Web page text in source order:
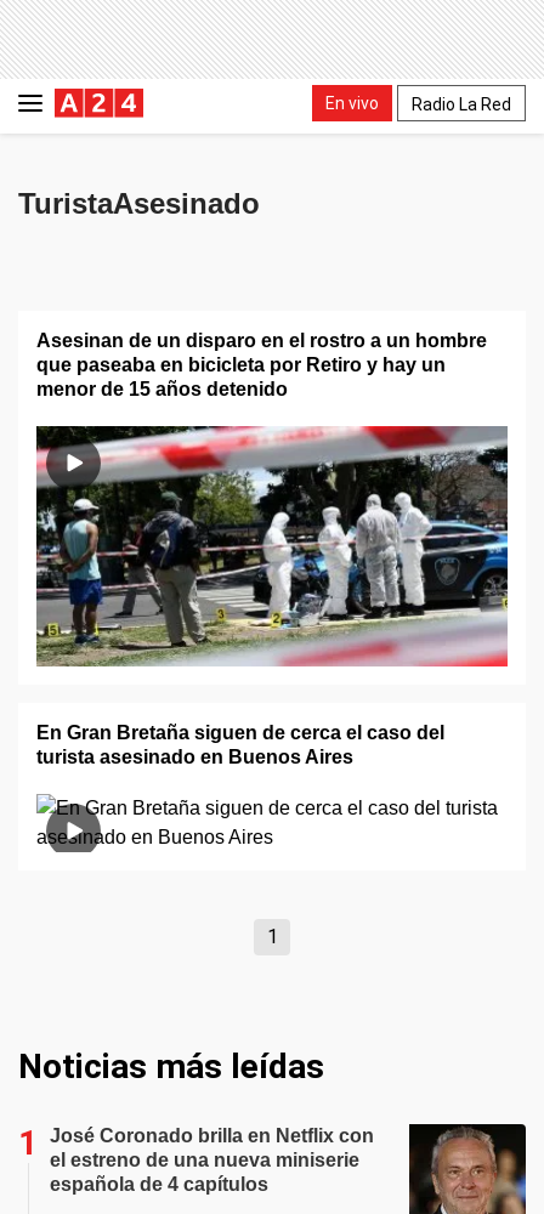
En vivo Radio La Red
TuristaAsesinado
Asesinan de un disparo en el rostro a un hombre
que paseaba en bicicleta por Retiro y hay un
menor de 15 años detenido
En Gran Bretaña siguen de cerca el caso del
turista asesinado en Buenos Aires
1
Noticias más leídas
José Coronado brilla en Netflix con
el estreno de una nueva miniserie
española de 4 capítulos